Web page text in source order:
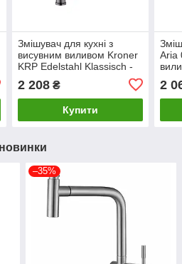
Змішувач для кухні з
висувним виливом Kroner
KRP Edelstahl Klassisch -
2 208₴
Купити
Aria
2
–35%